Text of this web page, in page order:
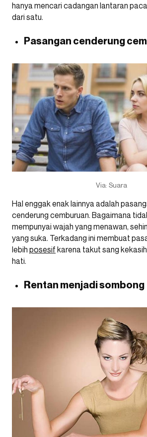
hanya mencari cadangan lantaran
dari satu.
Pasangan cenderung
Via: Suara
Hal enggak enak lainnya adalah
cenderung cemburuan. Bagaimana
mempunyai wajah yang menawan,
yang suka. Terkadang ini membuat
lebih posesif karena takut sang
hati.
Rentan menjadi sombong